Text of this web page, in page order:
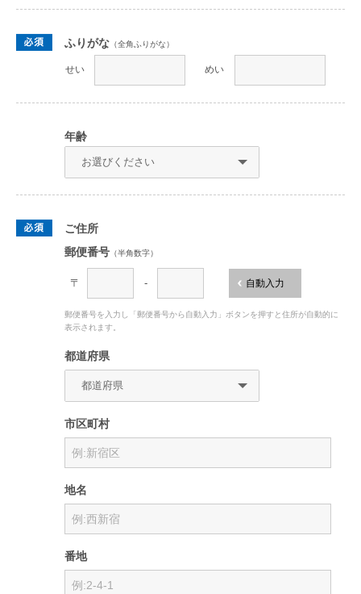
ふりがな （全角ふりがな）
せい めい
年齢
ご住所
郵便番号 （半角数字）
〒 - 自動入力
郵便番号を入力し「郵便番号から自動入力」ボタンを押すと住所が自動的に
表示されます。
都道府県
市区町村
地名
番地